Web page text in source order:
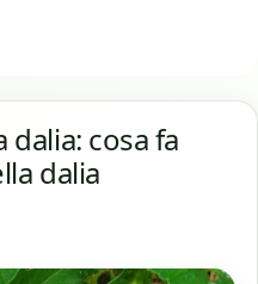
dalia: cosa fa
dalia